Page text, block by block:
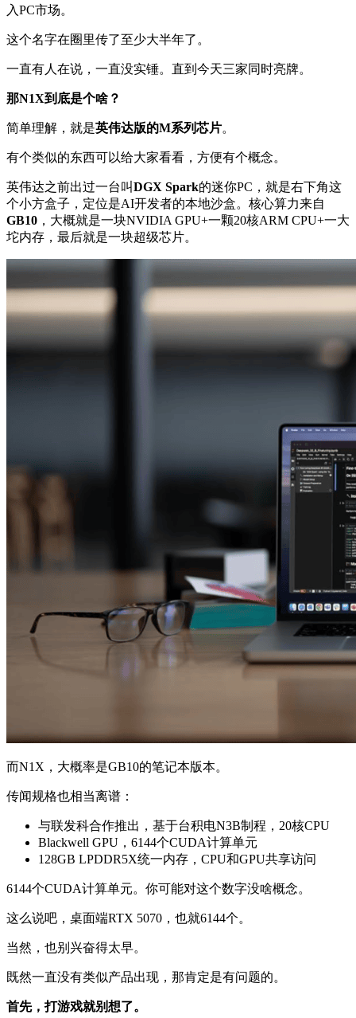
入PC市场。
这个名字在圈里传了至少大半年了。
一直有人在说，一直没实锤。直到今天三家同时亮牌。
那N1X到底是个啥？
简单理解，就是英伟达版的M系列芯片。
有个类似的东西可以给大家看看，方便有个概念。
英伟达之前出过一台叫DGX Spark的迷你PC，就是右下角这
个小方盒子，定位是AI开发者的本地沙盒。核心算力来自
GB10 ，大概就是一块NVIDIA GPU+一颗20核ARM CPU+一大
坨内存，最后就是一块超级芯片。
而N1X，大概率是GB10的笔记本版本。
传闻规格也相当离谱：
与联发科合作推出，基于台积电N3B制程，20核CPU
Blackwell GPU，6144个CUDA计算单元
128GB LPDDR5X统一内存，CPU和GPU共享访问
6144个CUDA计算单元。你可能对这个数字没啥概念。
这么说吧，桌面端RTX 5070，也就6144个。
当然，也别兴奋得太早。
既然一直没有类似产品出现，那肯定是有问题的。
首先，打游戏就别想了。